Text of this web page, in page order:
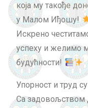
која му такође
у Малом Иђошу!
Искрено
успеху и желимо
будућности!
Упорност и труд
Са задовољством